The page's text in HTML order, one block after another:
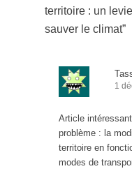
territoire : un
sauver le climat”
1
Article
problème : la
territoire en
modes de